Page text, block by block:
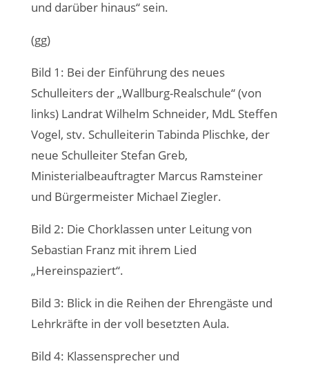
und darüber hinaus“ sein.
(gg)
Bild 1: Bei der Einführung des neues
Schulleiters der „Wallburg-Realschule“ (von
links) Landrat Wilhelm Schneider, MdL Steffen
Vogel, stv. Schulleiterin Tabinda Plischke, der
neue Schulleiter Stefan Greb,
Ministerialbeauftragter Marcus Ramsteiner
und Bürgermeister Michael Ziegler.
Bild 2: Die Chorklassen unter Leitung von
Sebastian Franz mit ihrem Lied
„Hereinspaziert“.
Bild 3: Blick in die Reihen der Ehrengäste und
Lehrkräfte in der voll besetzten Aula.
Bild 4: Klassensprecher und